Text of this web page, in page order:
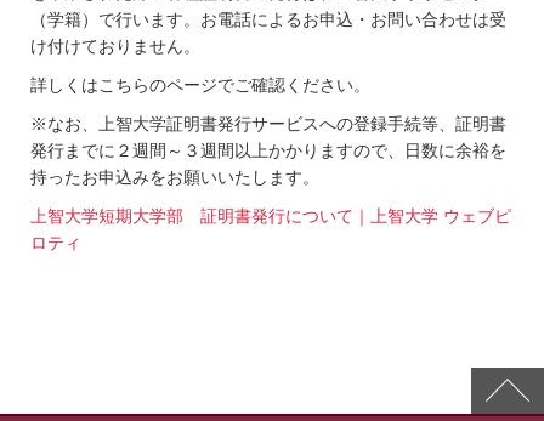
（学籍）で行います。お電話によるお申込・お問い合わせは受
け付けておりません。
詳しくはこちらのページでご確認ください。
※なお、上智大学証明書発行サービスへの登録手続等、証明書
発行までに２週間～３週間以上かかりますので、日数に余裕を
持ったお申込みをお願いいたします。
上智大学短期大学部 証明書発行について｜上智大学 ウェブピ
ロティ